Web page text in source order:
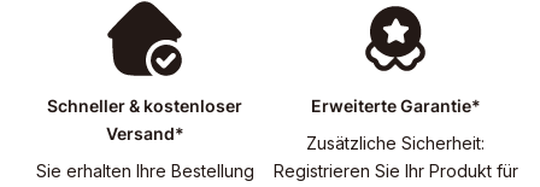
Schneller & kostenloser
Versand*
Sie erhalten Ihre Bestellung
Erweiterte Garantie*
Zusätzliche Sicherheit:
Registrieren Sie Ihr Produkt für